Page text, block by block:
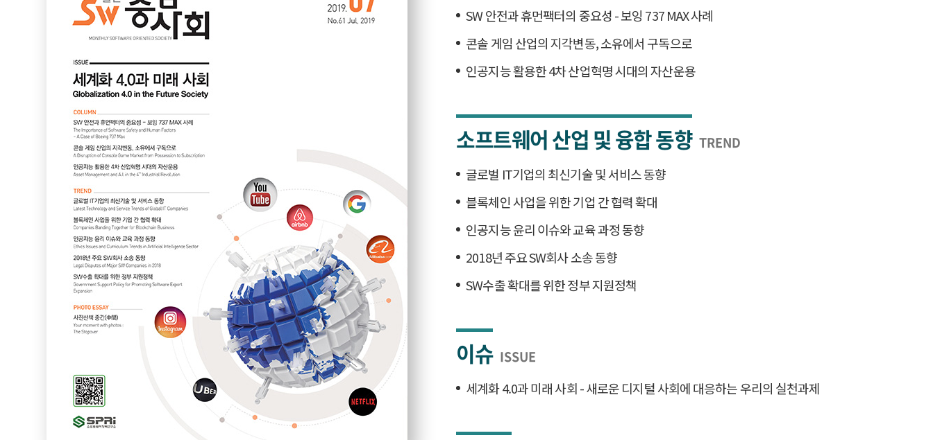
SW 안전과 휴먼팩터의 중요성 - 보잉 737 MAX 사례
콘솔 게임 산업의 지각변동, 소유에서 구독으로
인공지능 활용한 4차 산업혁명 시대의 자산운용
소프트웨어 산업 및 융합 동향 TREND
글로벌 IT기업의 최신기술 및 서비스 동향
블록체인 사업을 위한 기업 간 협력 확대
인공지능 윤리 이슈와 교육 과정 동향
2018년 주요 SW회사 소송 동향
SW수출 확대를 위한 정부 지원정책
이슈 ISSUE
세계화 4.0과 미래 사회 - 새로운 디지털 사회에 대응하는 우리의 실천과제